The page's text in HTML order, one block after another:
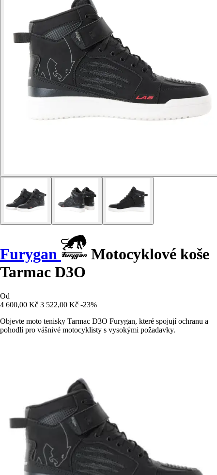
Furygan
Motocyklové koše
Tarmac D3O
Od
4 600,00 Kč 3 522,00 Kč -23%
Objevte moto tenisky Tarmac D3O Furygan, které spojují ochranu a
pohodlí pro vášnivé motocyklisty s vysokými požadavky.